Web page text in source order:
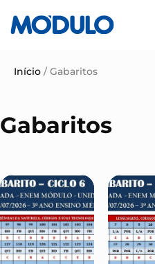
Início /Gabaritos
Gabaritos